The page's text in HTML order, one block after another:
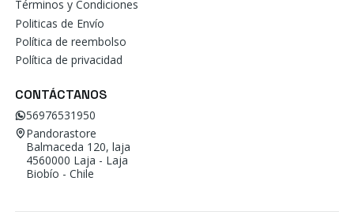
Términos y Condiciones
Politicas de Envío
Política de reembolso
Política de privacidad
CONTÁCTANOS
56976531950
Pandorastore
Balmaceda 120, laja
4560000 Laja - Laja
Biobío - Chile